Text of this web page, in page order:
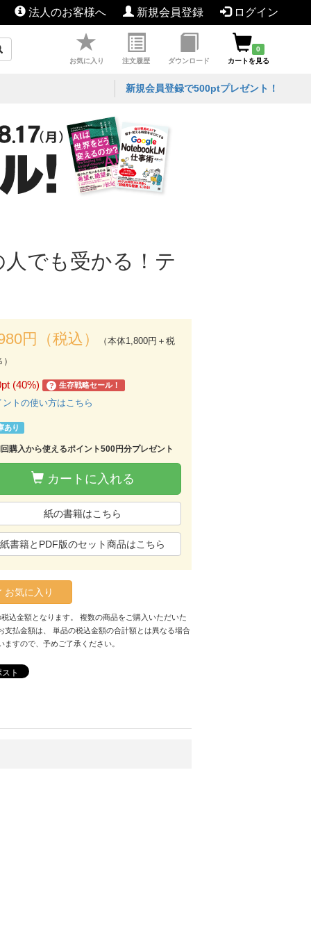
法人のお客様へ 新規会員登録 ログイン
お気に入り 注文履歴 ダウンロード
0
カートを見る
新規会員登録で500ptプレゼント！
でも受かる！テ
円（税込）
（本体1,800円＋税
(40%) ? 生存戦略セール！
ントの使い方はこちら
あり
購入から使えるポイント500円分プレゼント
カートに入れる
紙の書籍はこちら
紙書籍とPDF版のセット商品はこちら
お気に入り
込金額となります。 複数の商品をご購入いただいた
支払金額は、 単品の税込金額の合計額とは異なる場合
ますので、予めご了承ください。
ト